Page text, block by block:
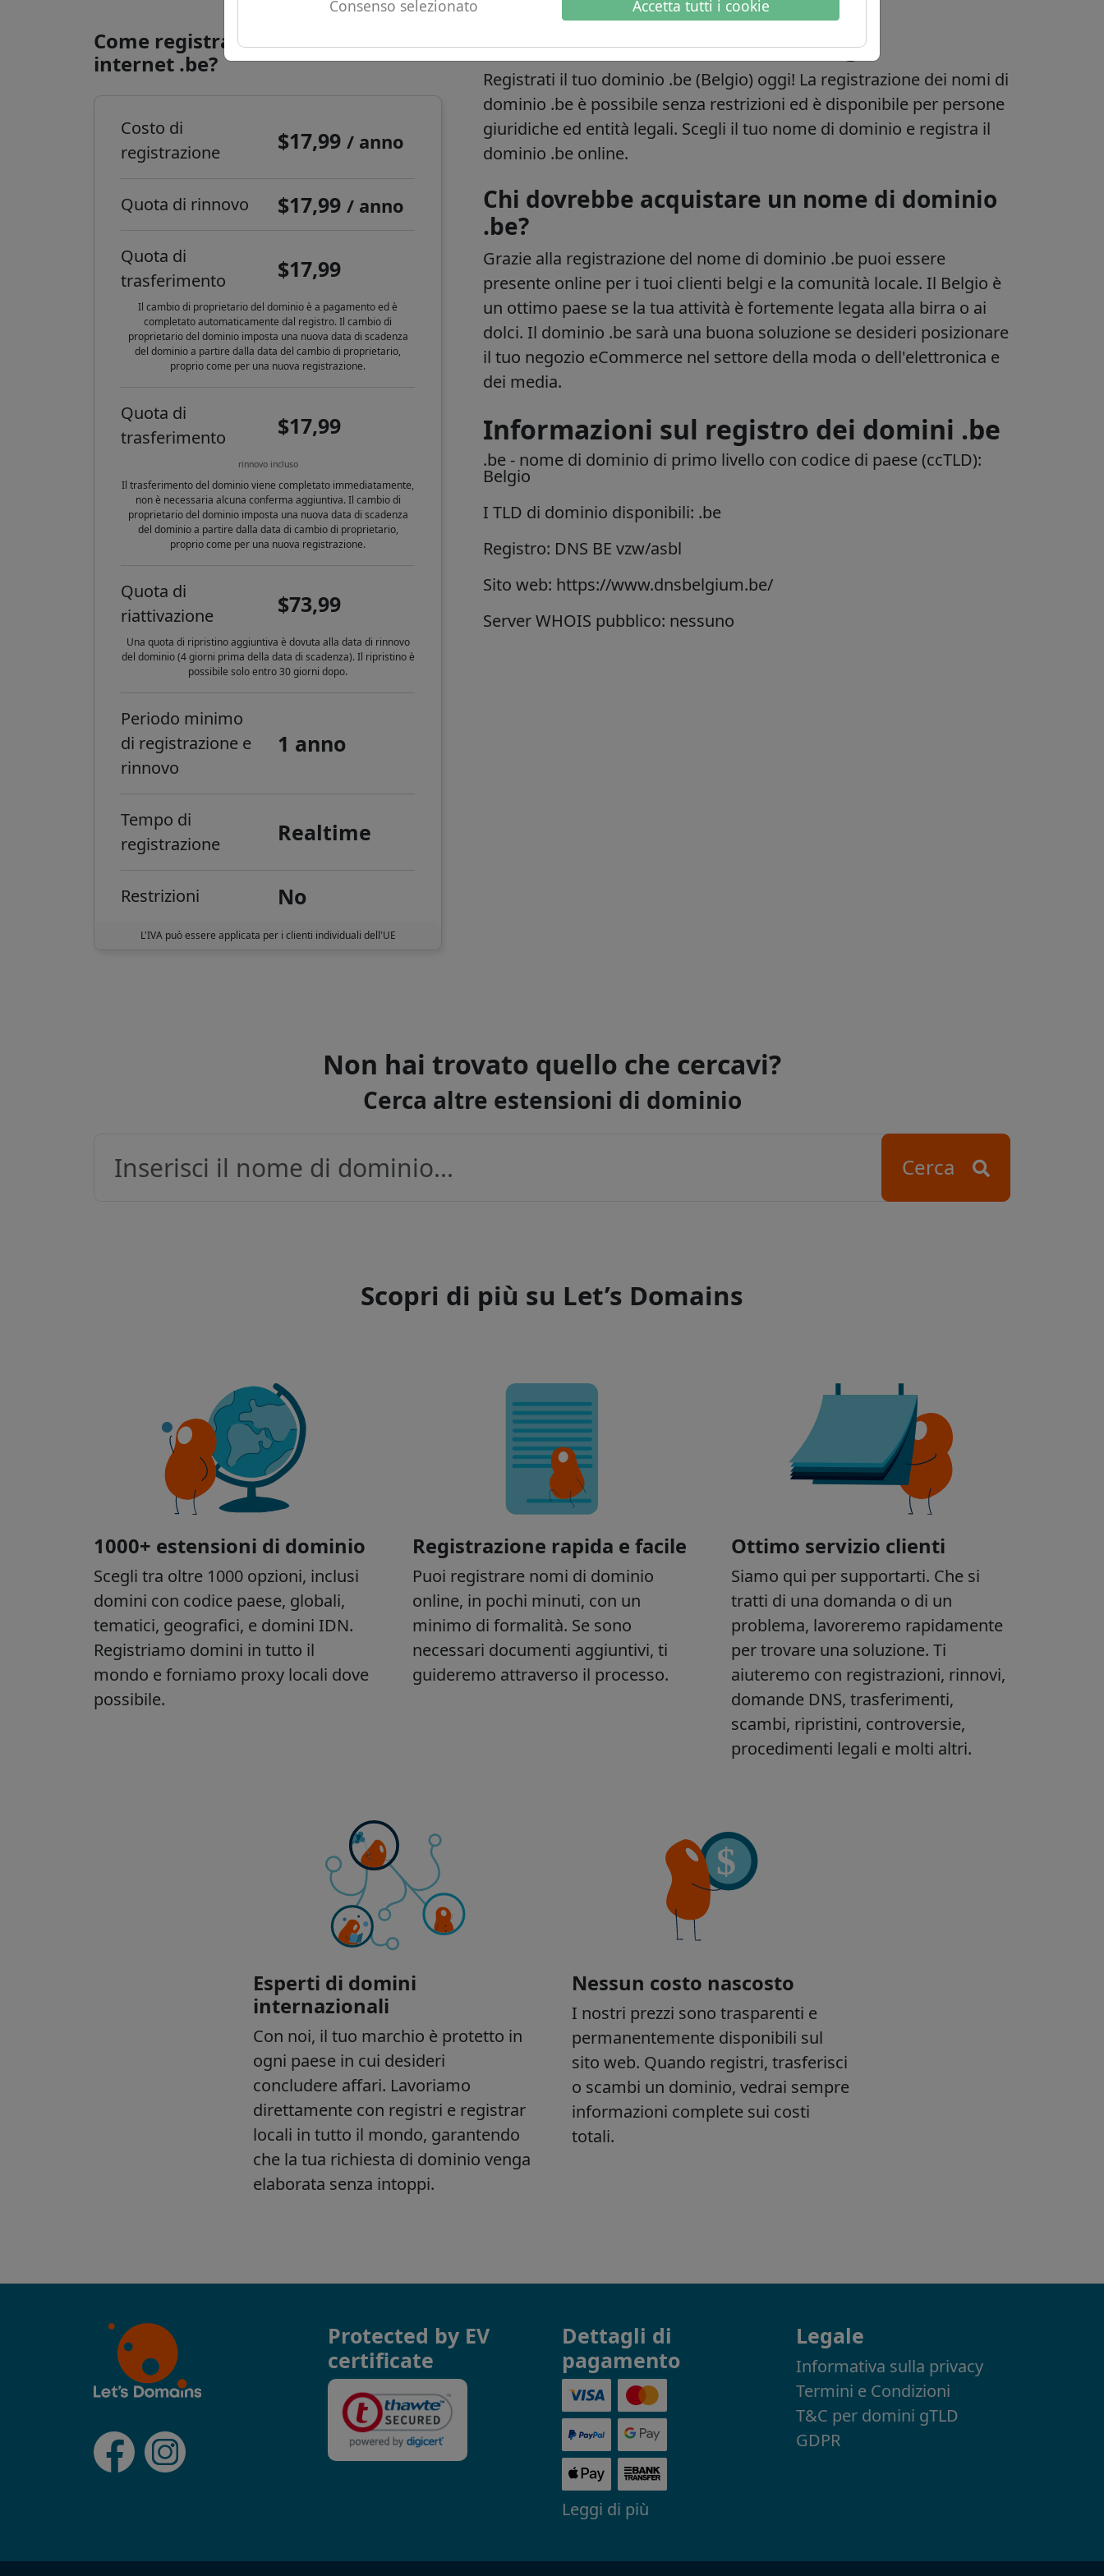
Consenso selezionato Accetta tutti i cookie
Come registrare un dominio
internet .be?
Costo di
registrazione
$17,99/ anno
Quota di rinnovo $17,99/ anno
Quota di
trasferimento
$17,99
Il cambio di proprietario del dominio è a pagamento ed è
completato automaticamente dal registro. Il cambio di
proprietario del dominio imposta una nuova data di scadenza
del dominio a partire dalla data del cambio di proprietario,
proprio come per una nuova registrazione.
Quota di
trasferimento
$17,99
rinnovo incluso
Il trasferimento del dominio viene completato immediatamente,
non è necessaria alcuna conferma aggiuntiva. Il cambio di
proprietario del dominio imposta una nuova data di scadenza
del dominio a partire dalla data di cambio di proprietario,
proprio come per una nuova registrazione.
Quota di
riattivazione
$73,99
Una quota di ripristino aggiuntiva è dovuta alla data di rinnovo
del dominio (4 giorni prima della data di scadenza). Il ripristino è
possibile solo entro 30 giorni dopo.
Periodo minimo
di registrazione e
rinnovo
1 anno
Tempo di
registrazione
Realtime
Restrizioni No
L'IVA può essere applicata per i clienti individuali dell'UE
Informazioni sui domini belgi
Registrati il tuo dominio .be (Belgio) oggi! La registrazione dei nomi di
dominio .be è possibile senza restrizioni ed è disponibile per persone
giuridiche ed entità legali. Scegli il tuo nome di dominio e registra il
dominio .be online.
Chi dovrebbe acquistare un nome di dominio
.be?
Grazie alla registrazione del nome di dominio .be puoi essere
presente online per i tuoi clienti belgi e la comunità locale. Il Belgio è
un ottimo paese se la tua attività è fortemente legata alla birra o ai
dolci. Il dominio .be sarà una buona soluzione se desideri posizionare
il tuo negozio eCommerce nel settore della moda o dell'elettronica e
dei media.
Informazioni sul registro dei domini .be
.be - nome di dominio di primo livello con codice di paese (ccTLD):
Belgio
I TLD di dominio disponibili: .be
Registro: DNS BE vzw/asbl
Sito web: https://www.dnsbelgium.be/
Server WHOIS pubblico: nessuno
Non hai trovato quello che cercavi?
Cerca altre estensioni di dominio
Cerca
Protected by EV
certificate
Dettagli di
pagamento
Leggi di più
Legale
Informativa sulla privacy
Termini e Condizioni
T&C per domini gTLD
GDPR